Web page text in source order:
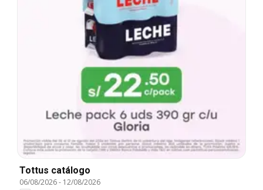
Tottus catálogo
06/08/2026- 12/08/2026